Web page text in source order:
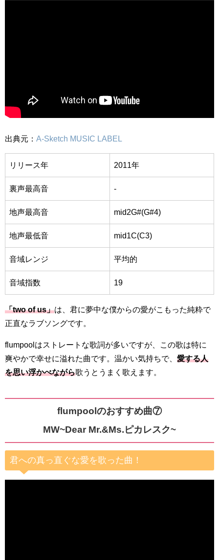
出典元： A-Sketch MUSIC LABEL
リリース年 2011年
裏声最高音 -
地声最高音 mid2G#(G#4)
地声最低音 mid1C(C3)
音域レンジ 平均的
音域指数 19
「two of us」は、君に夢中な僕からの愛がこもった純粋で
正直なラブソングです。
flumpoolはストレートな歌詞が多いですが、この歌は特に
爽やかで幸せに溢れた曲です。温かい気持ちで、 愛する人
を思い浮かべながら歌うとうまく歌えます。
flumpoolのおすすめ曲⑦
MW~Dear Mr.&Ms.ピカレスク~
君への真っ直ぐな愛を歌った曲！